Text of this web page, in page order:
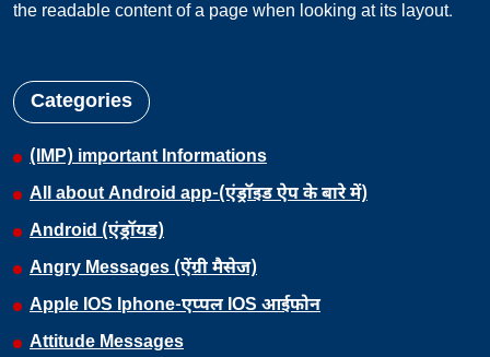
the readable content of a page when looking at its layout.
Categories
(IMP) important Informations
All about Android app-(एंड्रॉइड ऐप के बारे में)
Android (एंड्रॉयड)
Angry Messages (ऐंग्री मैसेज)
Apple IOS Iphone-एप्पल IOS आईफोन
Attitude Messages